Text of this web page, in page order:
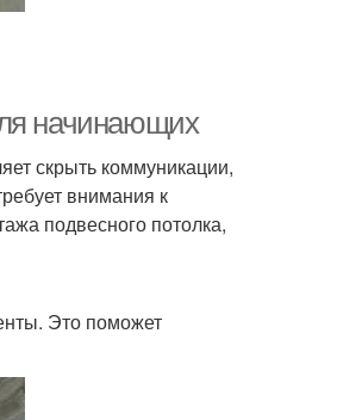
начинающих
скрыть коммуникации,
внимания к
подвесного потолка,
Это поможет